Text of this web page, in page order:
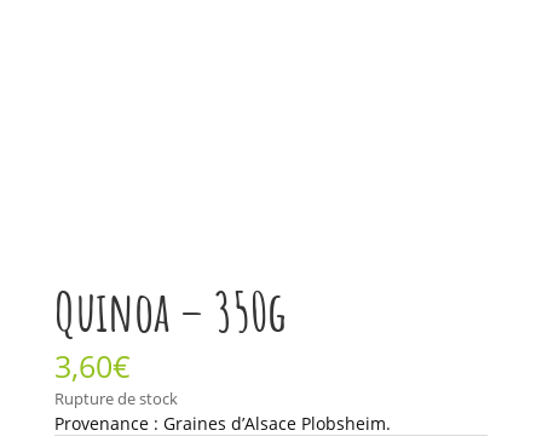
Quinoa – 350g
3,60€
Rupture de stock
Provenance : Graines d’Alsace Plobsheim.